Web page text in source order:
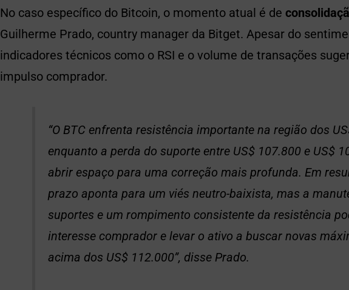
No caso específico do Bitcoin, o momento atual é de
Guilherme Prado, country manager da Bitget. Apesar do
indicadores técnicos como o RSI e o volume de transações
impulso comprador.
“O BTC enfrenta resistência importante na região dos
enquanto a perda do suporte entre US$ 107.800 e US$
abrir espaço para uma correção mais profunda. Em
prazo aponta para um viés neutro-baixista, mas a
suportes e um rompimento consistente da resistência
interesse comprador e levar o ativo a buscar novas
acima dos US$ 112.000”, disse Prado.